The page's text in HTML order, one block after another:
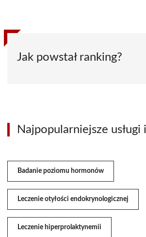
Jak powstał ranking?
Najpopularniejsze
Badanie poziomu hormonów
Leczenie otyłości endokrynologicznej
Leczenie hiperprolaktynemii